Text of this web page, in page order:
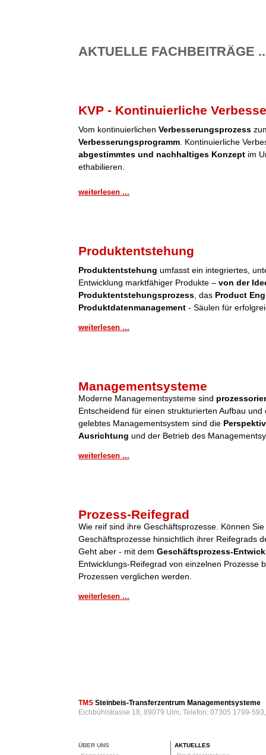
AKTUELLE FACHBEITRÄGE
KVP - Kontinuierliche
Vom kontinuierlichen Verbesserungsprozess
Verbesserungsprogramm . Kontinuierliche
abgestimmtes und nachhaltiges Konzept im
ethabilieren.
weiterlesen ...
Produktentstehung
Produktentstehung umfasst ein integriertes,
Entwicklung marktfähiger Produkte – von der
Produktentstehungsprozess , das Product
Produktdatenmanagement - Säulen für
weiterlesen ...
Managementsysteme
Moderne Managementsysteme sind
Entscheidend für einen strukturierten Aufbau
gelebtes Managementsystem sind die
Ausrichtung und der Betrieb des
weiterlesen ...
Prozess-Reifegrad
Wie reif sind ihre Geschäftsprozesse. Können
Geschäftsprozesse hinsichtlich ihrer Reifegrads
Geht aber - mit dem Geschäftsprozess-
Entwicklungs-Reifegrad von einzelnen Prozesse
Prozessen verglichen werden.
weiterlesen ...
TMS Steinbeis-Transferzentrum Managementsysteme
Eichbühlstrasse 18, 89079 Ulm, Telefon: 07305 1799-
ÜBER UNS
AKTUELLES